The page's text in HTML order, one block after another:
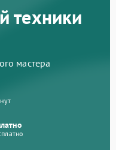
техники
мастера